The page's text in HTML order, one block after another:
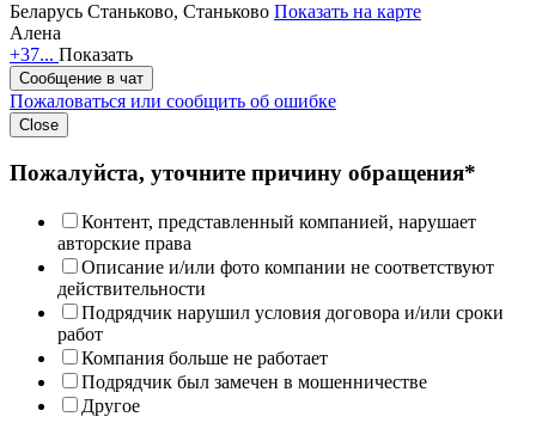
Беларусь Станьково, Станьково Показать на карте
Алена
+37... Показать
Сообщение в чат
Пожаловаться или сообщить об ошибке
Close
Пожалуйста, уточните причину обращения*
Контент, представленный компанией, нарушает
авторские права
Описание и/или фото компании не соответствуют
действительности
Подрядчик нарушил условия договора и/или сроки
работ
Компания больше не работает
Подрядчик был замечен в мошенничестве
Другое